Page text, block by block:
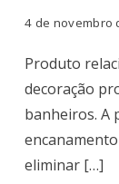
4 de novembro
Produto
decoração
banheiros. A
eliminar […]